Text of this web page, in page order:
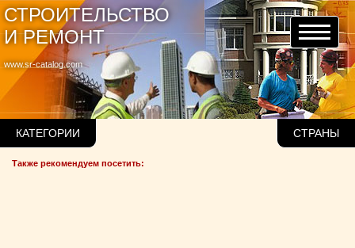
www.sr-catalog.com
СТРОИТЕЛЬСТВО
И РЕМОНТ
КАТЕГОРИИ СТРАНЫ
Также рекомендуем посетить: